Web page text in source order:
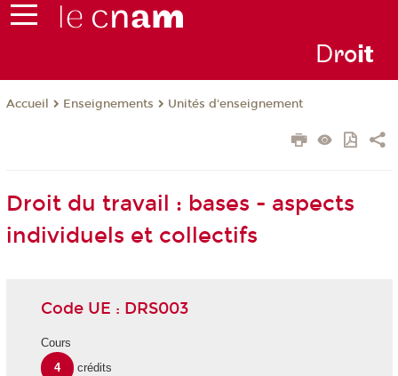
Droit
Accueil Enseignements Unités d'enseignement
Droit du travail : bases - aspects
individuels et collectifs
Code UE : DRS003
Cours
4
crédits